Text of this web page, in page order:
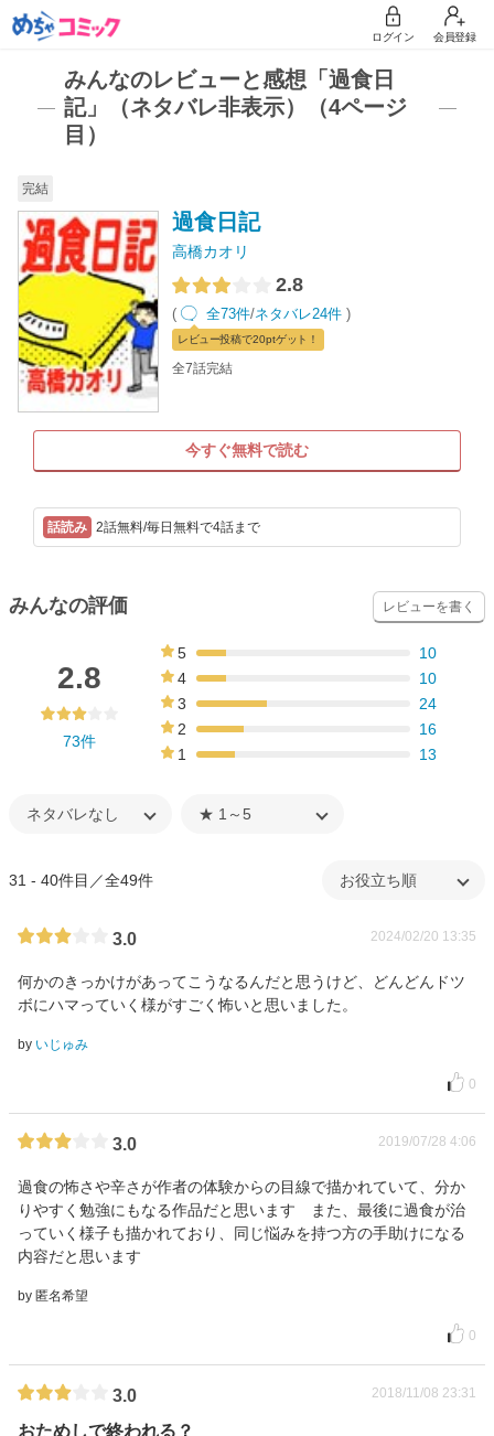
ログイン 会員登録
みんなのレビューと感想「過食日
記」（ネタバレ非表示）（4ページ
目）
完結
過食日記
高橋カオリ
2.8
( 全73件/ネタバレ24件 )
レビュー投稿で20ptゲット！
全7話完結
今すぐ無料で読む
2話無料/毎日無料で4話まで
みんなの評価 レビューを書く
2.8
73件
5
10
4
10
3
24
2
16
1
13
31 - 40件目／全49件
3.0 2024/02/20 13:35
何かのきっかけがあってこうなるんだと思うけど、どんどんドツ
ボにハマっていく様がすごく怖いと思いました。
by いじゅみ
0
3.0 2019/07/28 4:06
過食の怖さや辛さが作者の体験からの目線で描かれていて、分か
りやすく勉強にもなる作品だと思います また、最後に過食が治
っていく様子も描かれており、同じ悩みを持つ方の手助けになる
内容だと思います
by 匿名希望
0
3.0 2018/11/08 23:31
おためしで終われる？